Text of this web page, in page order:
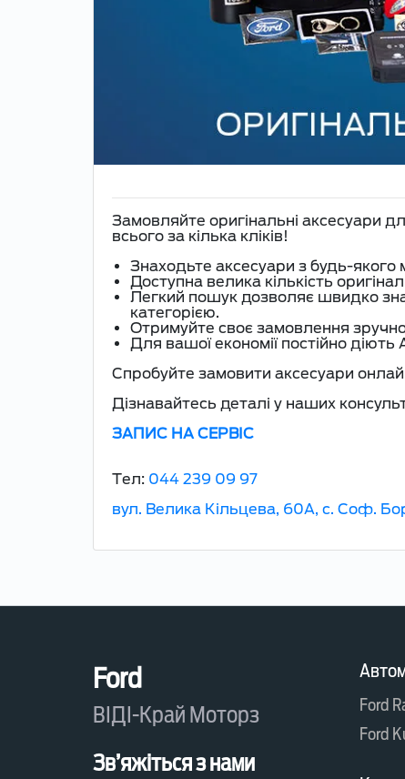
Замовляйте оригінальні аксесуари
всього за кілька кліків!
Знаходьте аксесуари з будь-якого
Доступна велика кількість
Легкий пошук дозволяє швидко
категорією.
Отримуйте своє замовлення
Для вашої економії постійно діють
Спробуйте замовити аксесуари
Дізнавайтесь деталі у наших
ЗАПИС НА СЕРВІС
Tел: 044 239 09 97
вул. Велика Кільцева, 60А, с. Соф.
Ford
ВІДІ-Край Моторз
Зв’яжіться з нами
Ford
Ford